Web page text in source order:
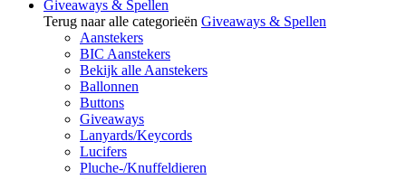
Giveaways & Spellen
Terug naar alle categorieën Giveaways & Spellen
Aanstekers
BIC Aanstekers
Bekijk alle Aanstekers
Ballonnen
Buttons
Giveaways
Lanyards/Keycords
Lucifers
Pluche-/Knuffeldieren